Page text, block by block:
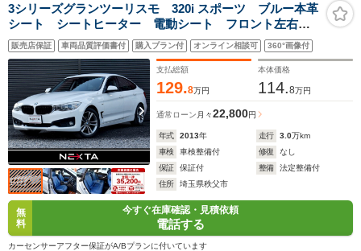
3シリーズグランツーリスモ 320i スポーツ ブルー本革
シート シートヒーター 電動シート フロント左右カ
メラ バックカメラ 盗難防止装置 障害物センサー
アイドリングストップ機能 カーナビ Bluetooth接続
CD再生機能 ミュージックサーバー 禁煙
販売店保証 車両品質評価書付 購入プラン付 オンライン相談可 360°画像付
支払総額
129.8万円
本体価格
114.8万円
通常ローン 月々22,800円
年式 2013年 走行 3.0万km
車検
車検整備付 修復
なし
保証
保証付 整備
法定整備付
住所
埼玉県秩父市
無
料
今すぐ在庫確認・見積依頼
電話する
カーセンサーアフター保証がA/Bプランに付いています